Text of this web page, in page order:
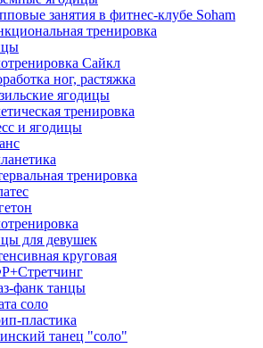
занятия в фитнес-клубе Soham
тренировка
Сайкл
ног, растяжка
ягодицы
тренировка
и ягодицы
тренировка
для девушек
круговая
фанк танцы
соло
пластика
танец "соло"